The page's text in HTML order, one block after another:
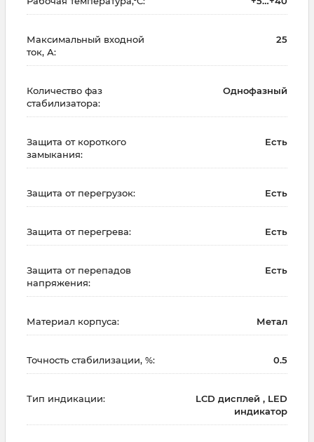
Максимальный входной
ток, А:
25
Количество фаз
стабилизатора:
Однофазный
Защита от короткого
замыкания:
Есть
Защита от перегрузок: Есть
Защита от перегрева: Есть
Защита от перепадов
напряжения:
Есть
Материал корпуса: Метал
Точность стабилизации, %: 0.5
Тип индикации:
LCD дисплей , LED
индикатор